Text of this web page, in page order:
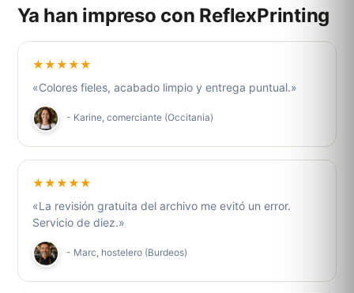
Ya han impreso con ReflexPrinting
★★★★★
«Colores fieles, acabado limpio y entrega puntual.»
- Karine, comerciante (Occitania)
★★★★★
«La revisión gratuita del archivo me evitó un error.
Servicio de diez.»
- Marc, hostelero (Burdeos)